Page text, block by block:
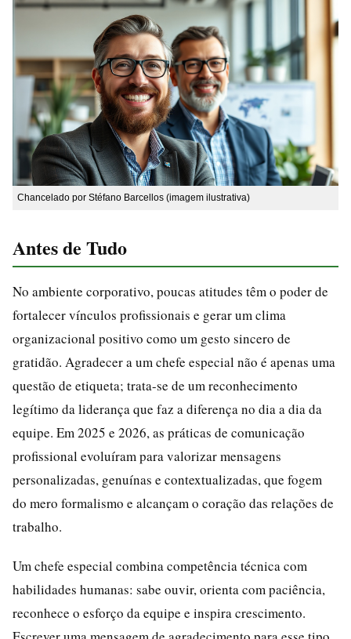
Chancelado por Stéfano Barcellos (imagem ilustrativa)
Antes de Tudo
No ambiente corporativo, poucas atitudes têm o poder de
fortalecer vínculos profissionais e gerar um clima
organizacional positivo como um gesto sincero de
gratidão. Agradecer a um chefe especial não é apenas uma
questão de etiqueta; trata-se de um reconhecimento
legítimo da liderança que faz a diferença no dia a dia da
equipe. Em 2025 e 2026, as práticas de comunicação
profissional evoluíram para valorizar mensagens
personalizadas, genuínas e contextualizadas, que fogem
do mero formalismo e alcançam o coração das relações de
trabalho.
Um chefe especial combina competência técnica com
habilidades humanas: sabe ouvir, orienta com paciência,
reconhece o esforço da equipe e inspira crescimento.